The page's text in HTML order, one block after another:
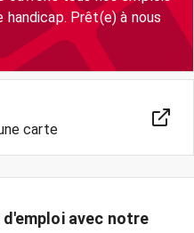
Prêt(e) à nous
carte
avec notre